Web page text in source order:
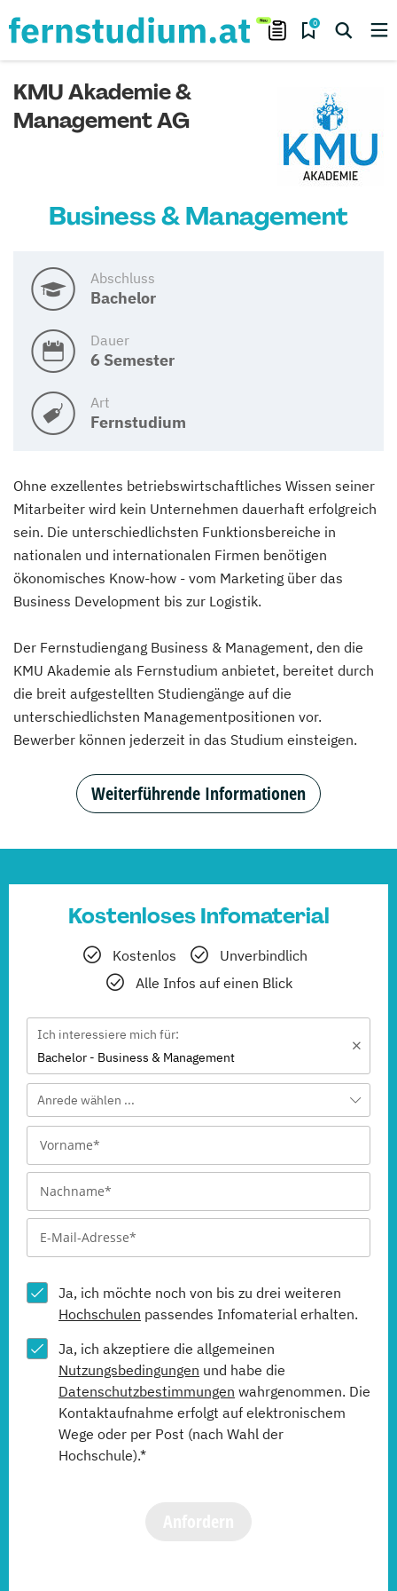
0
KMU Akademie &
Management AG
Business & Management
Abschluss
Bachelor
Dauer
6 Semester
Art
Fernstudium
Ohne exzellentes betriebswirtschaftliches Wissen seiner
Mitarbeiter wird kein Unternehmen dauerhaft erfolgreich
sein. Die unterschiedlichsten Funktionsbereiche in
nationalen und internationalen Firmen benötigen
ökonomisches Know-how - vom Marketing über das
Business Development bis zur Logistik.
Der Fernstudiengang Business & Management, den die
KMU Akademie als Fernstudium anbietet, bereitet durch
die breit aufgestellten Studiengänge auf die
unterschiedlichsten Managementpositionen vor.
Bewerber können jederzeit in das Studium einsteigen.
Weiterführende Informationen
Kostenloses Infomaterial
Kostenlos
Unverbindlich
Alle Infos auf einen Blick
Ich interessiere mich für:
Bachelor - Business & Management
Anrede wählen ...
Ja, ich möchte noch von bis zu drei weiteren
Hochschulen passendes Infomaterial erhalten.
Ja, ich akzeptiere die allgemeinen
Nutzungsbedingungen und habe die
Datenschutzbestimmungen wahrgenommen. Die
Kontaktaufnahme erfolgt auf elektronischem
Wege oder per Post (nach Wahl der
Hochschule).*